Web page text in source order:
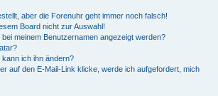
aber die Forenuhr geht immer noch falsch!
Board nicht zur Auswahl!
meinem Benutzernamen angezeigt werden?
ich ihn ändern?
auf den E-Mail-Link klicke, werde ich aufgefordert, mich